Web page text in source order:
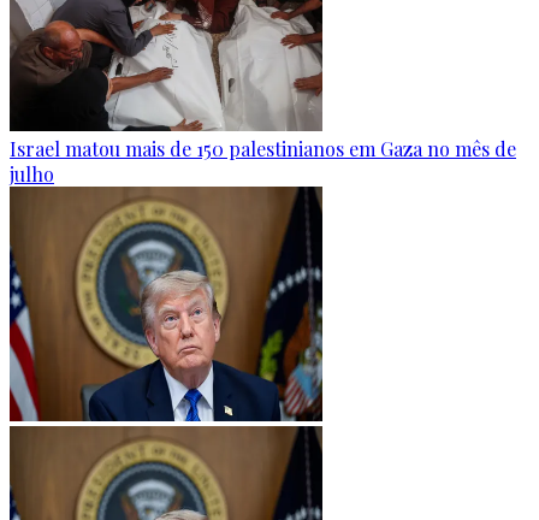
Israel matou mais de 150 palestinianos em Gaza no mês de
julho